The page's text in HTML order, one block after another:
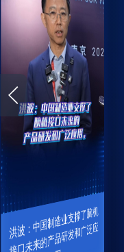
洪
波
：
中
国
制
造
业
支
撑
了
脑机
接
口
未
来
的
产
品
研
发
和
广
泛
应